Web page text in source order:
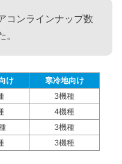
コンラインナップ数
け
寒冷地向け
3機種
4機種
3機種
3機種